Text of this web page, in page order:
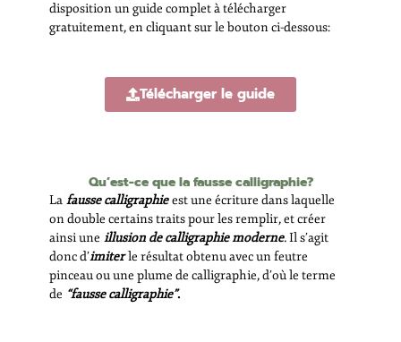
disposition un guide complet à télécharger
gratuitement, en cliquant sur le bouton ci-dessous:
Télécharger le guide
Qu’est-ce que la fausse calligraphie?
La fausse calligraphie est une écriture dans laquelle
on double certains traits pour les remplir, et créer
ainsi une illusion de calligraphie moderne.Il s’agit
donc d’imiterle résultat obtenu avec un feutre
pinceau ou une plume de calligraphie, d’où le terme
de “fausse calligraphie”.